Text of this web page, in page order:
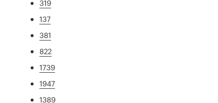
319
137
381
822
1739
1947
1389